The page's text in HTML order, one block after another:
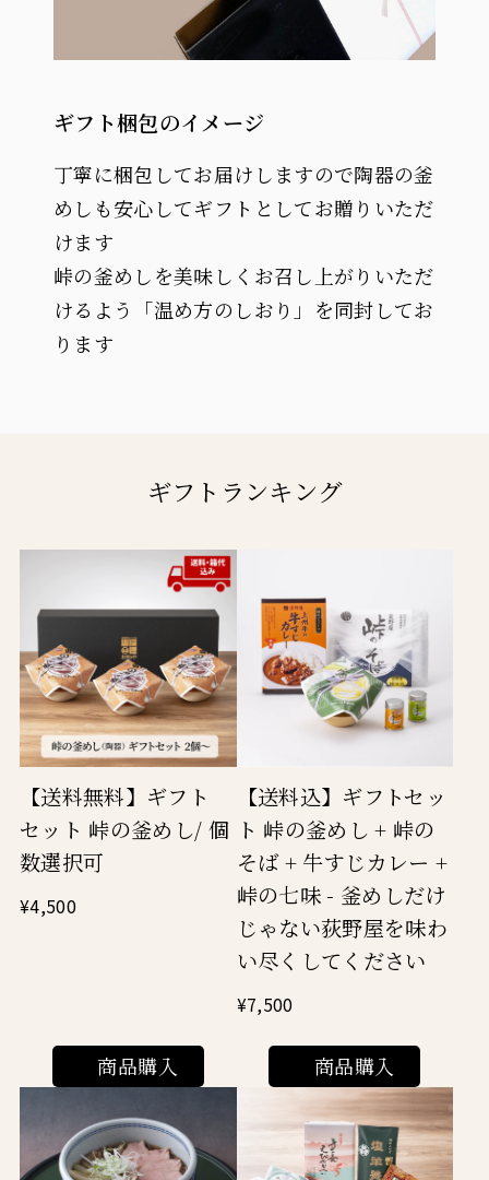
ギフト梱包のイメージ
丁寧に梱包してお届けしますので陶器の釜
めしも安心してギフトとしてお贈りいただ
けます
峠の釜めしを美味しくお召し上がりいただ
けるよう「温め方のしおり」を同封してお
ります
ギフトランキング
【送料無料】ギフト
セット 峠の釜めし/ 個
数選択可
¥4,500
商品購入
【送料込】ギフトセッ
ト 峠の釜めし + 峠の
そば + 牛すじカレー +
峠の七味 - 釜めしだけ
じゃない荻野屋を味わ
い尽くしてください
¥7,500
商品購入